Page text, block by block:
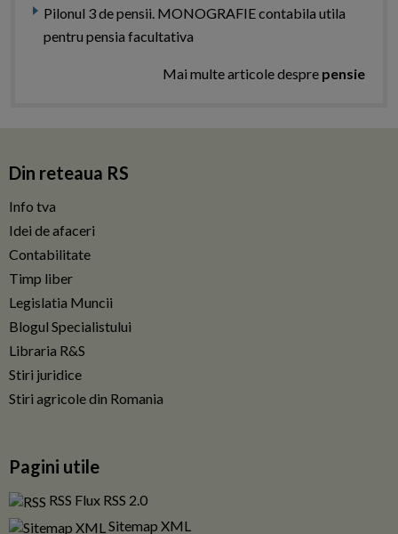
Pilonul 3 de pensii. MONOGRAFIE contabila utila
pentru pensia facultativa
Mai multe articole despre pensie
Din reteaua RS
Info tva
Idei de afaceri
Contabilitate
Timp liber
Legislatia Muncii
Blogul Specialistului
Libraria R&S
Stiri juridice
Stiri agricole din Romania
Pagini utile
RSS Flux RSS 2.0
Sitemap XML